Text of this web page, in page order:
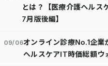
とは？【医療介護ヘル
7月版後編】
09/06オンライン診療No.1企
ヘルスケアIT時価総額ウ